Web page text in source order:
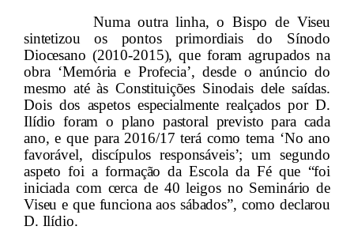
Numa outra linha, o Bispo de Viseu
sintetizou os pontos primordiais do Sínodo
Diocesano (2010-2015), que foram agrupados na
obra ‘Memória e Profecia’, desde o anúncio do
mesmo até às Constituições Sinodais dele saídas.
Dois dos aspetos especialmente realçados por D.
Ilídio foram o plano pastoral previsto para cada
ano, e que para 2016/17 terá como tema ‘No ano
favorável, discípulos responsáveis’; um segundo
aspeto foi a formação da Escola da Fé que “foi
iniciada com cerca de 40 leigos no Seminário de
Viseu e que funciona aos sábados”, como declarou
D. Ilídio.